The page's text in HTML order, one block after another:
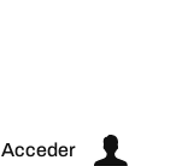
Acceder